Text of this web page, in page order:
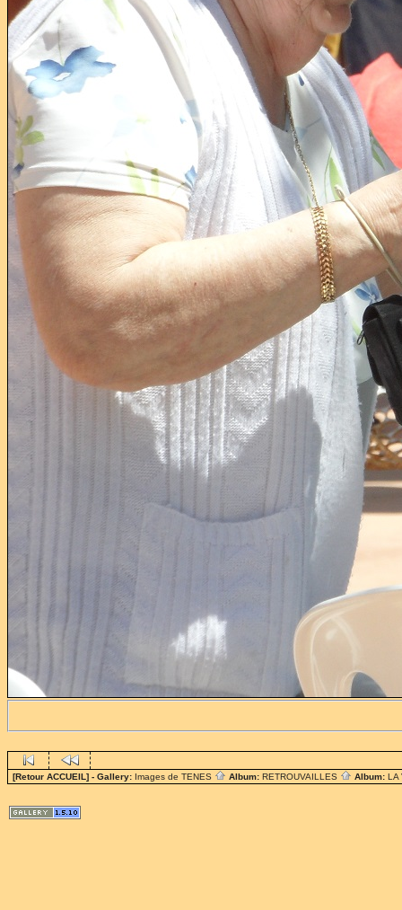
[Retour ACCUEIL] - Gallery: Images de TENES Album: RETROUVAILLES Album: LA